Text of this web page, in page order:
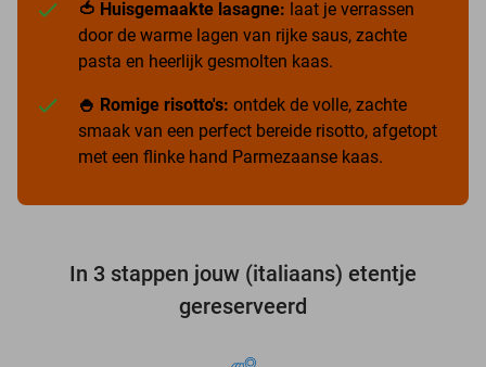
🍅 Huisgemaakte lasagne: laat je verrassen
door de warme lagen van rijke saus, zachte
pasta en heerlijk gesmolten kaas.
🍚 Romige risotto's: ontdek de volle, zachte
smaak van een perfect bereide risotto, afgetopt
met een flinke hand Parmezaanse kaas.
In 3 stappen jouw (italiaans) etentje
gereserveerd